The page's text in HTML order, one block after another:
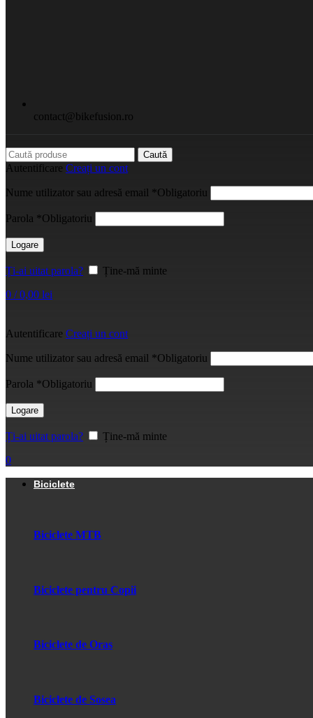
contact@bikefusion.ro
Caută
Autentificare Creați un cont
Nume utilizator sau adresă email *Obligatoriu
Parola *Obligatoriu
Logare
Ți-ai uitat parola?
Ține-mă minte
0 / 0,00 lei
Autentificare Creați un cont
Nume utilizator sau adresă email *Obligatoriu
Parola *Obligatoriu
Logare
Ți-ai uitat parola?
Ține-mă minte
0
Biciclete
Biciclete MTB
Biciclete pentru Copii
Biciclete de Oras
Biciclete de Sosea